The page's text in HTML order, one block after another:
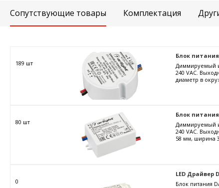
Сопутствующие товары Комплектация
189 шт
Блок питания
Диммируемый
240 VAC.
диаметр в
80 шт
Блок питания
Диммируемый
240 VAC.
58 мм, ширина
0
LED Драйвер
Блок питания